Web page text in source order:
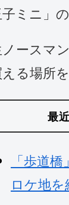
ミニ」
ースマ
る場所
最
「歩道
ロケ地を